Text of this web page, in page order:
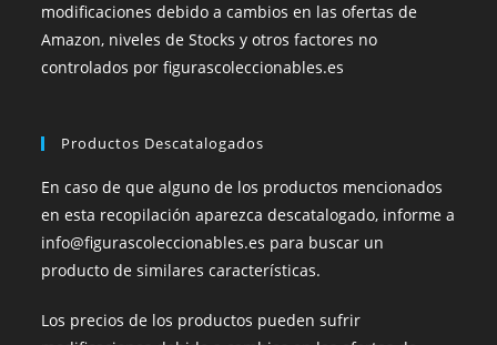
modificaciones debido a cambios en las ofertas de
Amazon, niveles de Stocks y otros factores no
controlados por figurascoleccionables.es
Productos Descatalogados
En caso de que alguno de los productos mencionados
en esta recopilación aparezca descatalogado, informe a
info@figurascoleccionables.es para buscar un
producto de similares características.
Los precios de los productos pueden sufrir